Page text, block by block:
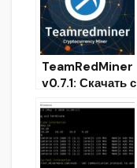
TeamRedMiner
v0.7.1: Скачать с
поддержкой
майнинга
KAWPOW